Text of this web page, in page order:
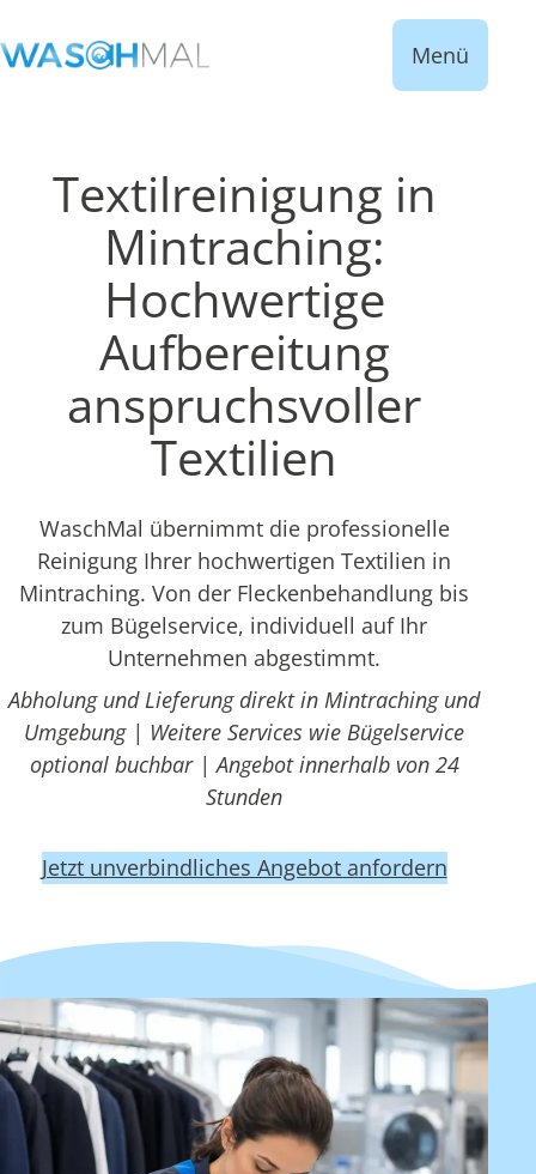
Menü
Textilreinigung in
Mintraching:
Hochwertige
Aufbereitung
anspruchsvoller
Textilien
WaschMal übernimmt die professionelle
Reinigung Ihrer hochwertigen Textilien in
Mintraching. Von der Fleckenbehandlung bis
zum Bügelservice, individuell auf Ihr
Unternehmen abgestimmt.
Abholung und Lieferung direkt in Mintraching und
Umgebung | Weitere Services wie Bügelservice
optional buchbar | Angebot innerhalb von 24
Stunden
Jetzt unverbindliches Angebot anfordern